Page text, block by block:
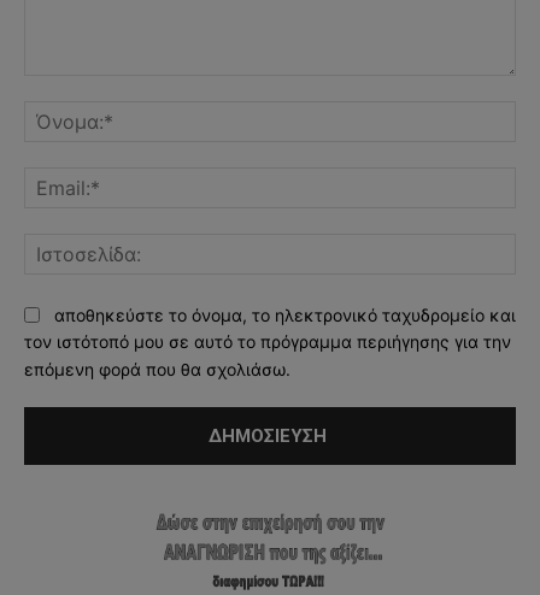
αποθηκεύστε το όνομα, το ηλεκτρονικό ταχυδρομείο και
τον ιστότοπό μου σε αυτό το πρόγραμμα περιήγησης για την
επόμενη φορά που θα σχολιάσω.